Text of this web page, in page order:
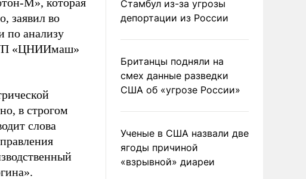
заявил во
по анализу
«ЦНИИмаш»
в строгом
слова
Стамбул из-за угрозы
депортации из России
Британцы подняли на
смех данные разведки
США об «угрозе России»
Ученые в США назвали две
ягоды причиной
«взрывной» диареи